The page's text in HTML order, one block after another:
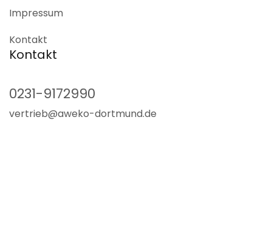
Impressum
Kontakt
Kontakt
0231-9172990
vertrieb@aweko-dortmund.de